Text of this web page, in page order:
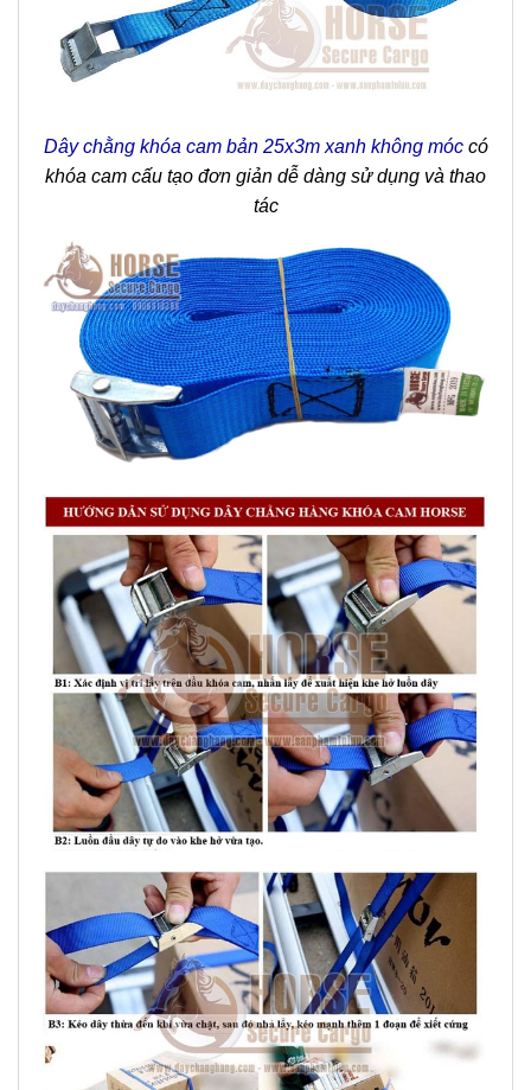
Dây chằng khóa cam bản 25x3m xanh không móccó
khóa cam cấu tạo đơn giản dễ dàng sử dụng và thao
tác